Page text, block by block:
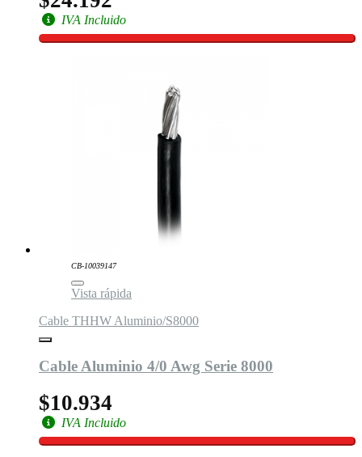
IVA Incluido
CB-10039147
Vista rápida
Cable THHW Aluminio/S8000
Cable Aluminio 4/0 Awg Serie 8000
$10.934
IVA Incluido